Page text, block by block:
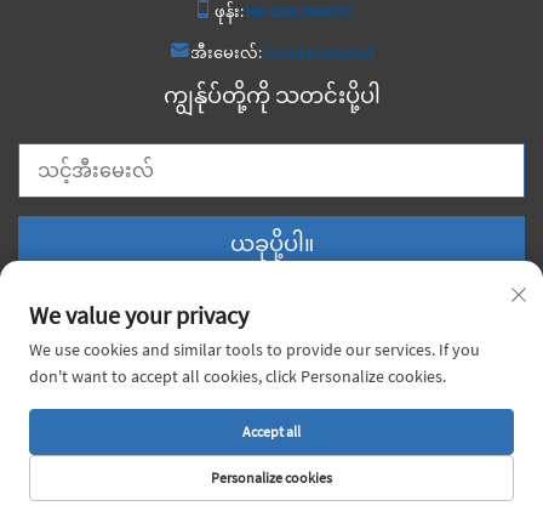
ဖုန်း:+86-18917994375
အီးမေးလ်:[email protected]
ကျွန်ုပ်တို့ကို သတင်းပို့ပါ
ယခုပို့ပါ။
We value your privacy
We use cookies and similar tools to provide our services. If you
don't want to accept all cookies, click Personalize cookies.
Personalize cookies
Accept all